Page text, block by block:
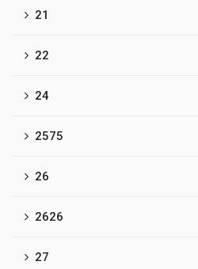
21
22
24
2575
26
2626
27